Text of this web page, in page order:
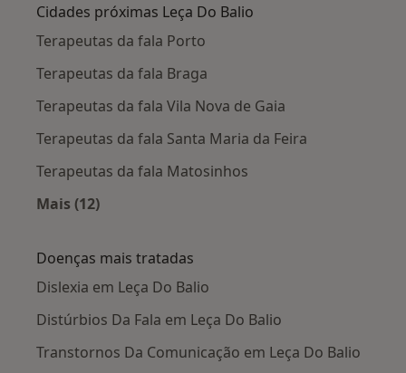
Cidades próximas Leça Do Balio
Terapeutas da fala Porto
Terapeutas da fala Braga
Terapeutas da fala Vila Nova de Gaia
Terapeutas da fala Santa Maria da Feira
Terapeutas da fala Matosinhos
Mais (12)
Doenças mais tratadas
Dislexia em Leça Do Balio
Distúrbios Da Fala em Leça Do Balio
Transtornos Da Comunicação em Leça Do Balio